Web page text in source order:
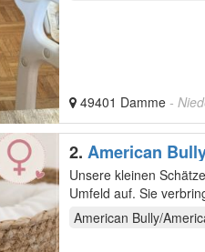
49401 Damme -
2. American
Unsere kleinen
Umfeld auf. Sie
Ruhe.…
American Bully/